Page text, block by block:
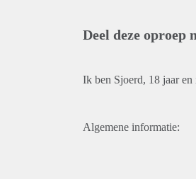
Deel deze oproep
Ik ben Sjoerd, 18 jaar
Algemene informatie: